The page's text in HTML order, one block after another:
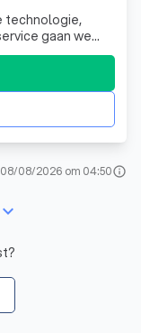
technologie,
gaan we
van
08/2026 om 04:50info
keyboard_arrow_down